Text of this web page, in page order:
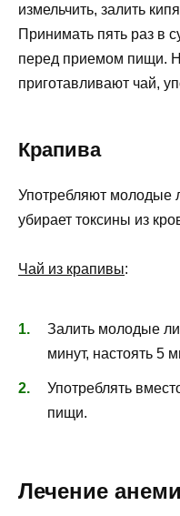
измельчить, залить
Принимать пять раз в
перед приемом пищи.
приготавливают чай,
Крапива
Употребляют молодые
убирает токсины из
Чай из крапивы:
Залить молодые
минут, настоять 5
Употреблять
пищи.
Лечение